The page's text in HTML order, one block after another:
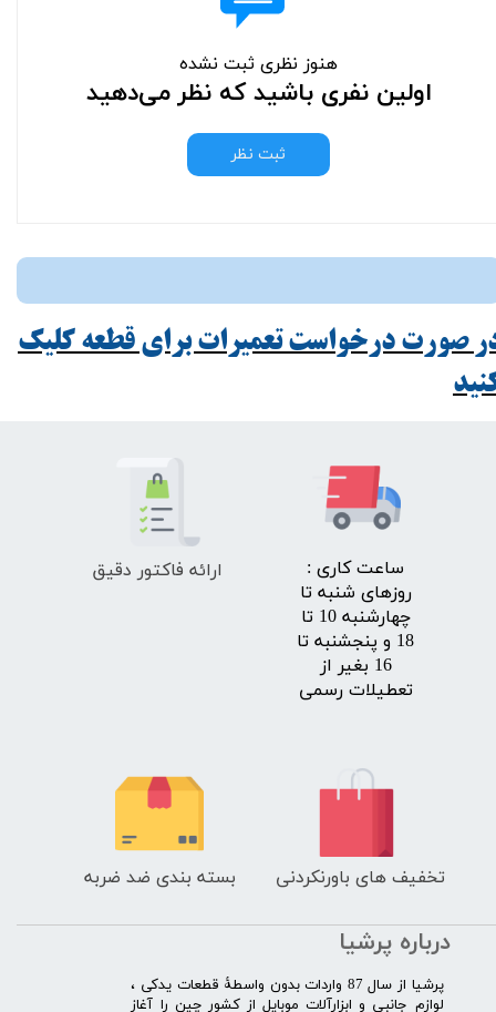
هنوز نظری ثبت نشده
اولین نفری باشید که نظر می‌دهید
ثبت نظر
صورت درخواست تعمیرات برای قطعه کلیک
​ساعت کاری :
روزهای شنبه تا
چهارشنبه 10 تا
18 و پنجشنبه تا
16 بغیر از
تعطیلات رسمی
تخفیف های باورنکردنی بسته بندی ضد ضربه
ارائه فاکتور دقیق
درباره پرشیا
​پرشیا از سال 87 واردات بدون واسطۀ قطعات یدکی ،
لوازم جانبی و ابزارآلات موبایل از کشور چین را آغاز